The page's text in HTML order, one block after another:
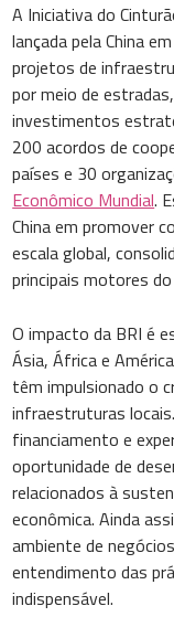
A Iniciativa do
lançada pela China
projetos de
por meio de
investimentos
200 acordos de
países e 30
Econômico Mundial.
China em promover
escala global,
principais motores
O impacto da BRI é
Ásia, África e
têm impulsionado o
infraestruturas
financiamento e
oportunidade de
relacionados à
econômica. Ainda
ambiente de
entendimento das
indispensável.